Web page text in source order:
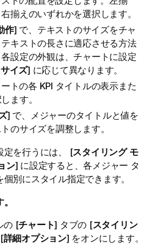
揃えのいずれかを選択します。
作] で、テキストのサイズをチャ
キストの長さに適応させる方法
設定の外観は、チャートに設定
イズ] に応じて異なります。
トの各 KPI タイトルの表示また
ます。
] で、メジャーのタイトルと値を
のサイズを調整します。
定を行うには、 [スタイリング モ
ン] に設定すると、各メジャー タ
別にスタイル指定できます。
の [チャート] タブの [スタイリン
詳細オプション] をオンにします。